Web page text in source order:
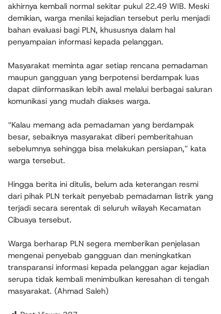
akhirnya kembali normal sekitar pukul 22.49 WIB. Meski
demikian, warga menilai kejadian tersebut perlu menjadi
bahan evaluasi bagi PLN, khususnya dalam hal
penyampaian informasi kepada pelanggan.
Masyarakat meminta agar setiap rencana pemadaman
maupun gangguan yang berpotensi berdampak luas
dapat diinformasikan lebih awal melalui berbagai saluran
komunikasi yang mudah diakses warga.
“Kalau memang ada pemadaman yang berdampak
besar, sebaiknya masyarakat diberi pemberitahuan
sebelumnya sehingga bisa melakukan persiapan,” kata
warga tersebut.
Hingga berita ini ditulis, belum ada keterangan resmi
dari pihak PLN terkait penyebab pemadaman listrik yang
terjadi secara serentak di seluruh wilayah Kecamatan
Cibuaya tersebut.
Warga berharap PLN segera memberikan penjelasan
mengenai penyebab gangguan dan meningkatkan
transparansi informasi kepada pelanggan agar kejadian
serupa tidak kembali menimbulkan keresahan di tengah
masyarakat. (Ahmad Saleh)